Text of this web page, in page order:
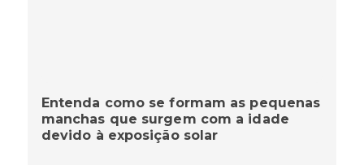
Entenda como se formam as pequenas
manchas que surgem com a idade
devido à exposição solar